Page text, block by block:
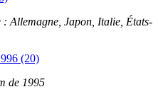
: Allemagne, Japon, Italie, États-
(20)
de 1995